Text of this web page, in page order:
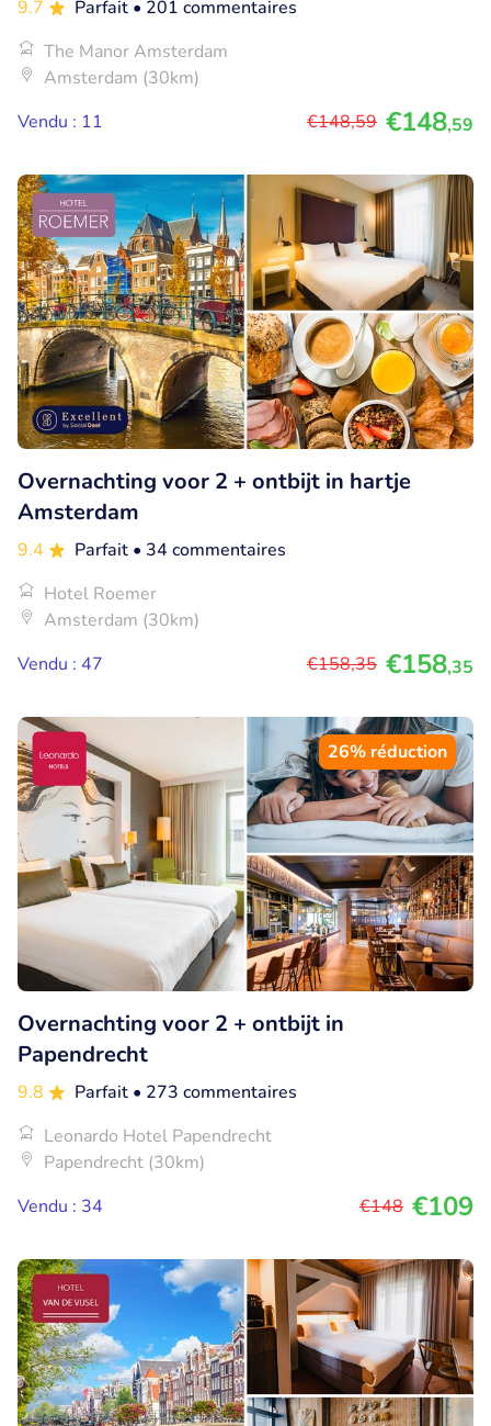
9.7 Parfait • 201 commentaires
The Manor Amsterdam
Amsterdam (30km)
Vendu : 11
€148,59 €148,59
Overnachting voor 2 + ontbijt in hartje
Amsterdam
9.4 Parfait • 34 commentaires
Hotel Roemer
Amsterdam (30km)
Vendu : 47
€158,35 €158,35
26% réduction
Overnachting voor 2 + ontbijt in
Papendrecht
9.8 Parfait • 273 commentaires
Leonardo Hotel Papendrecht
Papendrecht (30km)
Vendu : 34
€148 €109